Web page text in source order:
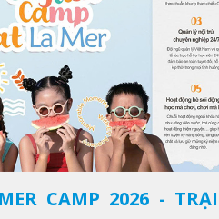
CAMP 2026 -